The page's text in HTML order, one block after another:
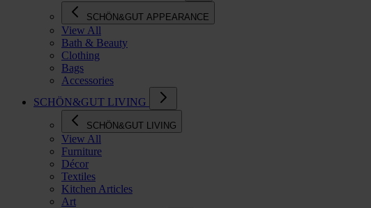
SCHÖN&GUT APPEARANCE
View All
Bath & Beauty
Clothing
Bags
Accessories
SCHÖN&GUT LIVING
SCHÖN&GUT LIVING
View All
Furniture
Décor
Textiles
Kitchen Articles
Art